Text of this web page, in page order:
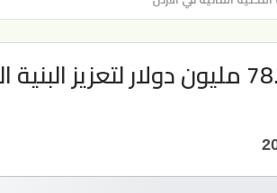
اتفاقية بـ78.2 مليون دولار لتعزيز